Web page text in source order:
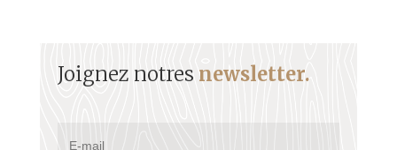
Joignez notres newsletter.